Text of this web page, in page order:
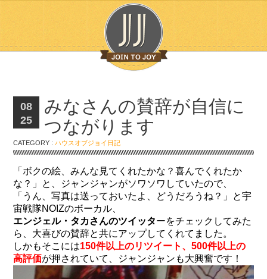
08
25
みなさんの賛辞が自信に
つながります
CATEGORY :ハウスオブジョイ日記
「ボクの絵、みんな見てくれたかな？喜んでくれたか
な？」と、ジャンジャンがソワソワしていたので、
「うん、写真は送っておいたよ、どうだろうね？」と宇
宙戦隊NOIZのボーカル、
エンジェル・タカさんのツイッターをチェックしてみた
ら、大喜びの賛辞と共にアップしてくれてました。
しかもそこには150件以上のリツイート、500件以上の
高評価が押されていて、ジャンジャンも大興奮です！